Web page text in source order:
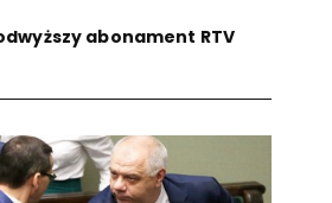
abonament RTV